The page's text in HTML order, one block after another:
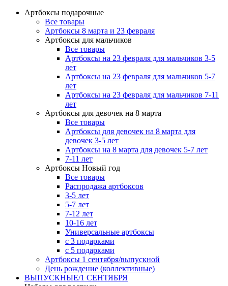
Артбоксы подарочные
Все товары
Артбоксы 8 марта и 23 февраля
Артбоксы для мальчиков
Все товары
Артбоксы на 23 февраля для мальчиков 3-5
лет
Артбоксы на 23 февраля для мальчиков 5-7
лет
Артбоксы на 23 февраля для мальчиков 7-11
лет
Артбоксы для девочек на 8 марта
Все товары
Артбоксы для девочек на 8 марта для
девочек 3-5 лет
Артбоксы на 8 марта для девочек 5-7 лет
7-11 лет
Артбоксы Новый год
Все товары
Распродажа артбоксов
3-5 лет
5-7 лет
7-12 лет
10-16 лет
Универсальные артбоксы
с 3 подарками
с 5 подарками
Артбоксы 1 сентября/выпускной
День рождение (коллективные)
ВЫПУСКНЫЕ/1 СЕНТЯБРЯ